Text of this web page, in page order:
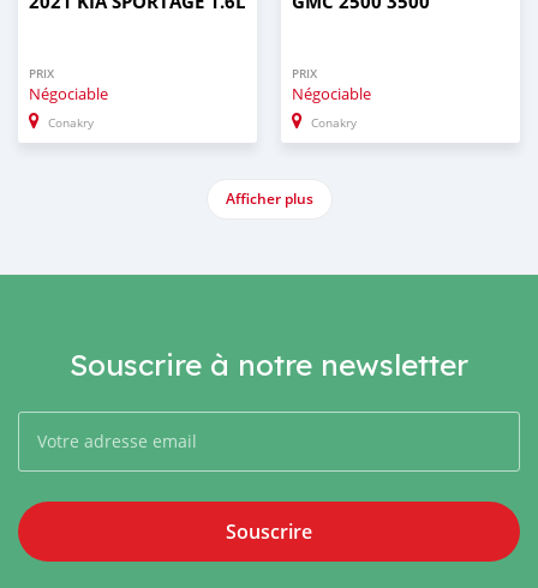
PRIX
Négociable
Conakry
PRIX
Négociable
Conakry
Afficher plus
Souscrire à notre newsletter
Souscrire